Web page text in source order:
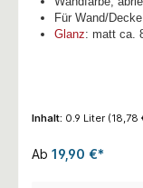
Für Wand/
Glanz: matt ca.
Inhalt: 0.9 Liter (18,78
Ab 19,90 €*